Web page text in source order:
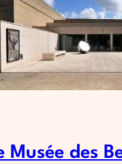
Musée des